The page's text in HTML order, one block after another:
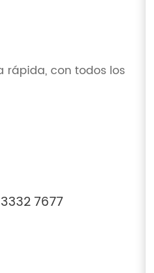
rápida, con todos los
7677